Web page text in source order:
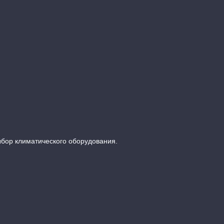
климатического оборудования.